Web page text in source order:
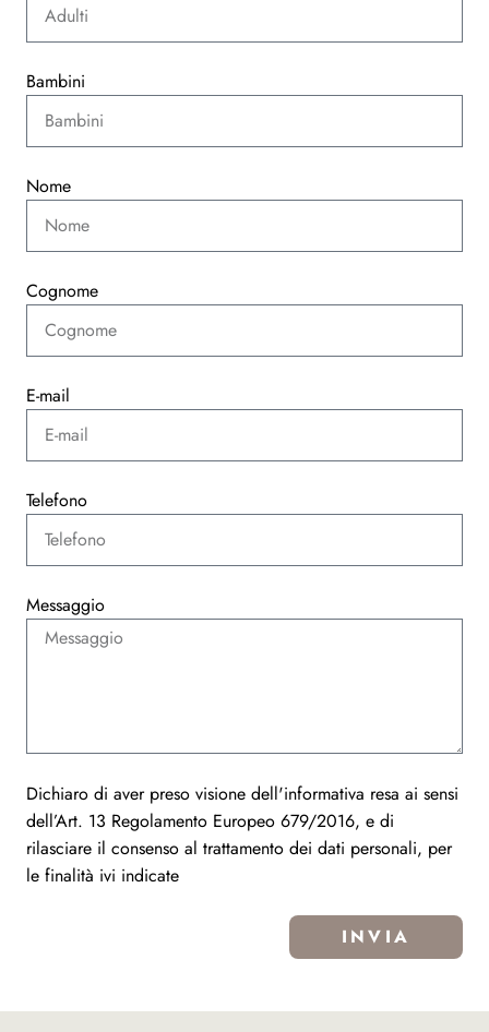
Bambini
Nome
Cognome
E-mail
Telefono
Messaggio
Dichiaro di aver preso visione dell'informativa resa ai sensi
dell’Art. 13 Regolamento Europeo 679/2016, e di
rilasciare il consenso al trattamento dei dati personali, per
le finalità ivi indicate
INVIA